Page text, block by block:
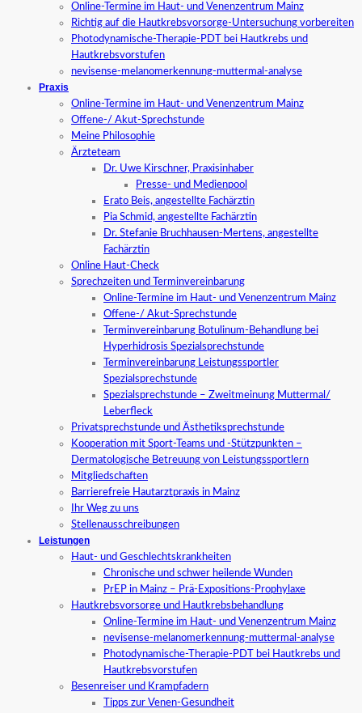
Online-Termine im Haut- und Venenzentrum Mainz
Richtig auf die Hautkrebsvorsorge-Untersuchung vorbereiten
Photodynamische-Therapie-PDT bei Hautkrebs und
Hautkrebsvorstufen
nevisense-melanomerkennung-muttermal-analyse
Praxis
Online-Termine im Haut- und Venenzentrum Mainz
Offene-/ Akut-Sprechstunde
Meine Philosophie
Ärzteteam
Dr. Uwe Kirschner, Praxisinhaber
Presse- und Medienpool
Erato Beis, angestellte Fachärztin
Pia Schmid, angestellte Fachärztin
Dr. Stefanie Bruchhausen-Mertens, angestellte
Fachärztin
Online Haut-Check
Sprechzeiten und Terminvereinbarung
Online-Termine im Haut- und Venenzentrum Mainz
Offene-/ Akut-Sprechstunde
Terminvereinbarung Botulinum-Behandlung bei
Hyperhidrosis Spezialsprechstunde
Terminvereinbarung Leistungssportler
Spezialsprechstunde
Spezialsprechstunde – Zweitmeinung Muttermal/
Leberfleck
Privatsprechstunde und Ästhetiksprechstunde
Kooperation mit Sport-Teams und -Stützpunkten –
Dermatologische Betreuung von Leistungssportlern
Mitgliedschaften
Barrierefreie Hautarztpraxis in Mainz
Ihr Weg zu uns
Stellenausschreibungen
Leistungen
Haut- und Geschlechtskrankheiten
Chronische und schwer heilende Wunden
PrEP in Mainz – Prä-Expositions-Prophylaxe
Hautkrebsvorsorge und Hautkrebsbehandlung
Online-Termine im Haut- und Venenzentrum Mainz
nevisense-melanomerkennung-muttermal-analyse
Photodynamische-Therapie-PDT bei Hautkrebs und
Hautkrebsvorstufen
Besenreiser und Krampfadern
Tipps zur Venen-Gesundheit